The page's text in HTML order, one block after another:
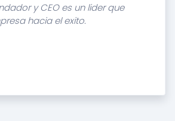
y CEO es un lider que
hacia el exito.